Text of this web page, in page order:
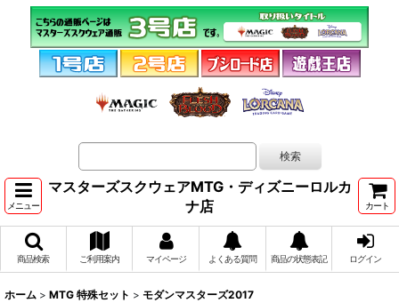
メニュー
マスターズスクウェアMTG・ディズニーロルカ
ナ店
カート
商品検索 ご利用案内 マイページ よくある質問 商品の状態表記 ログイン
ホーム > MTG 特殊セット > モダンマスターズ2017